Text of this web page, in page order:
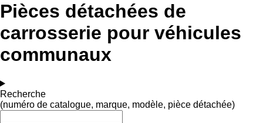
Pièces détachées de
carrosserie pour véhicules
communaux
Recherche
(numéro de catalogue, marque, modèle, pièce détachée)